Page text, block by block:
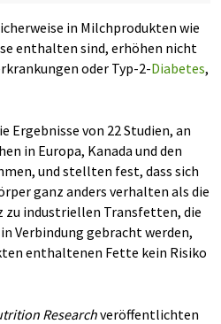
in Milchprodukten wie
enthalten sind, erhöhen nicht
oder Typ-2-Diabetes,
Ergebnisse von 22 Studien, an
in Europa, Kanada und den
und stellten fest, dass sich
ganz anders verhalten als die
zu industriellen Transfetten, die
Verbindung gebracht werden,
enthaltenen Fette kein Risiko
Researchveröffentlichten